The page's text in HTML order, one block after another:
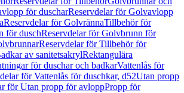
för duscharReservdelar för Golvavlopp
Reservdelar för GolvrännaTillbehör för
för duschReservdelar för Golvbrunn för
Reservdelar för Tillbehör för
av sanitetsakrylRektangulära
för duschar och badkarVattenlås för
för Vattenlås för duschkar, d52Utan propp
för Utan propp för avloppPropp för